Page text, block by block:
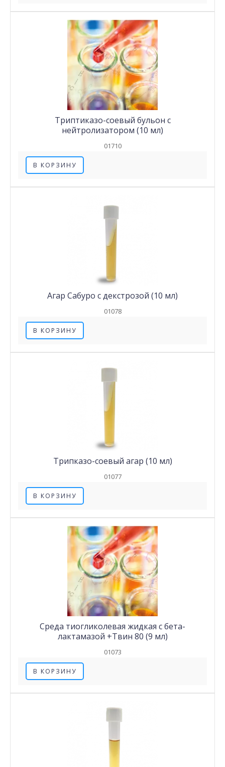
Триптиказо-соевый бульон с
нейтролизатором (10 мл)
01710
В КОРЗИНУ
Агар Сабуро с декстрозой (10 мл)
01078
В КОРЗИНУ
Трипказо-соевый агар (10 мл)
01077
В КОРЗИНУ
Среда тиогликолевая жидкая с бета-
лактамазой +Твин 80 (9 мл)
01073
В КОРЗИНУ